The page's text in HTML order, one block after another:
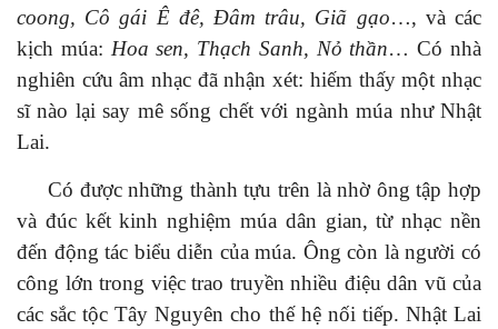
coong, Cô gái Ê đê, Đâm trâu, Giã gạo…, và các
kịch múa: Hoa sen, Thạch Sanh, Nỏ thần…Có nhà
nghiên cứu âm nhạc đã nhận xét: hiếm thấymộtnhạc
sĩ nào lạisay mê sống chết với ngành múa như Nhật
Lai.
Có được những thành tựu trên là nhờ ông tập hợp
và đúc kết kinh nghiệm múa dân gian, từ nhạc nền
đến động tác biểudiễn củamúa. Ôngcòn là người có
công lớn trong việc trao truyền nhiều điệu dân vũ của
các sắc tộcTây Nguyên cho thế hệ nối tiếp. Nhật Lai